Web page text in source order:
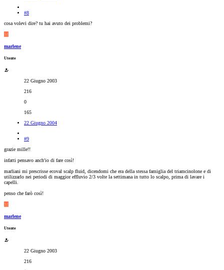
#8
cosa volevi dire? tu hai avuto dei problemi?
M
marlene
Utente
22 Giugno 2003
216
0
165
22 Giugno 2004
#9
grazie mille!!
infatti pensavo anch'io di fare così!
marliani mi prescrisse ecoval scalp fluid, dicendomi che era della stessa famiglia del triamcinolone e di
utilizzarlo nei periodi di maggior effluvio 2/3 volte la settimana in tutto lo scalpo, prima di lavare i
capelli.
penso che farò così!
M
marlene
Utente
22 Giugno 2003
216